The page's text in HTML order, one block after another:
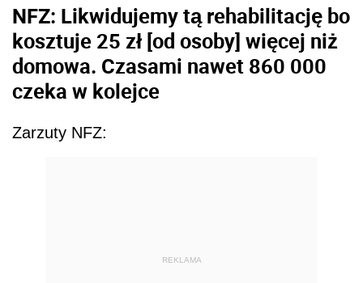
NFZ: Likwidujemy tą rehabilitację bo
kosztuje 25 zł [od osoby] więcej niż
domowa. Czasami nawet 860 000
czeka w kolejce
Zarzuty NFZ:
REKLAMA